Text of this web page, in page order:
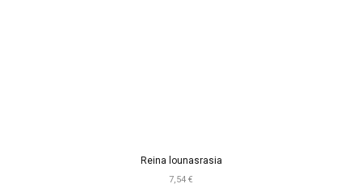
Reina lounasrasia
7,54 €